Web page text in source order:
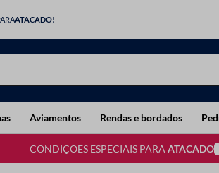
ATACADO!
Aviamentos Rendas e bordados
CONDIÇÕES ESPECIAIS PARA ATACADO